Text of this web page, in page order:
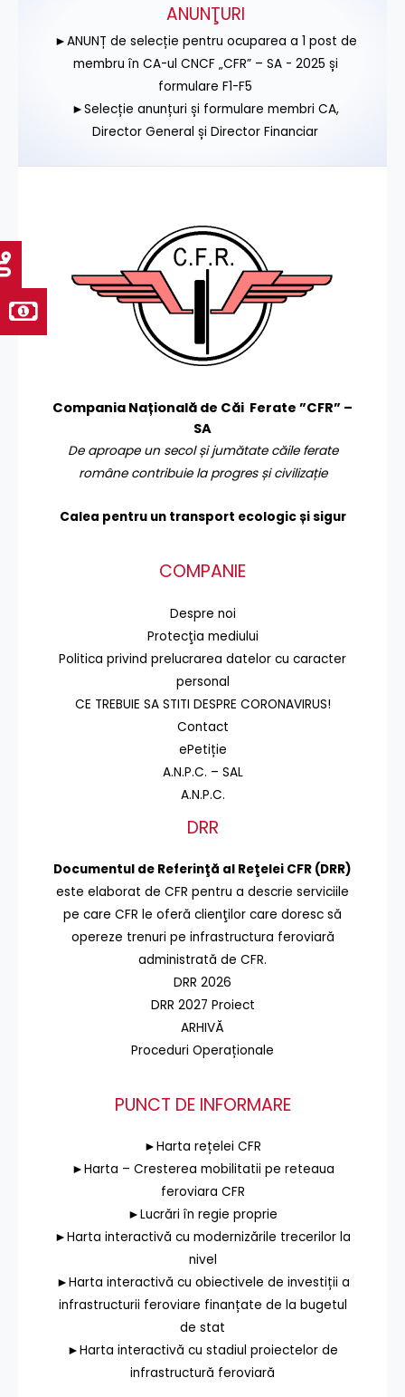
ANUNŢURI
►ANUNȚ de selecție pentru ocuparea a 1 post de
membru în CA-ul CNCF „CFR” – SA - 2025 și
formulare F1-F5
►Selecție anunțuri și formulare membri CA,
Director General și Director Financiar
Compania Națională de Căi Ferate ”CFR” –
SA
De aproape un secol și jumătate căile ferate
române contribuie la progres și civilizație
Calea pentru un transport ecologic și sigur
COMPANIE
Despre noi
Protecţia mediului
Politica privind prelucrarea datelor cu caracter
personal
CE TREBUIE SA STITI DESPRE CORONAVIRUS!
Contact
ePetiție
A.N.P.C. – SAL
A.N.P.C.
DRR
Documentul de Referinţă al Reţelei CFR (DRR)
este elaborat de CFR pentru a descrie serviciile
pe care CFR le oferă clienţilor care doresc să
opereze trenuri pe infrastructura feroviară
administrată de CFR.
DRR 2026
DRR 2027 Proiect
ARHIVĂ
Proceduri Operaționale
PUNCT DE INFORMARE
►Harta rețelei CFR
►Harta – Cresterea mobilitatii pe reteaua
feroviara CFR
►Lucrări în regie proprie
►Harta interactivă cu modernizările trecerilor la
nivel
►Harta interactivă cu obiectivele de investiții a
infrastructurii feroviare finanțate de la bugetul
de stat
►Harta interactivă cu stadiul proiectelor de
infrastructură feroviară